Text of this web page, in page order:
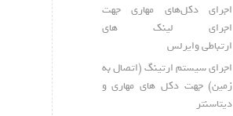
اجرای دکل‌های مهاری جهت
اجرای لینک های
ارتباطی وایرلس
اجرای سیستم ارتینگ (اتصال به
زمین) جهت دکل های مهاری و
دیتاسنتر